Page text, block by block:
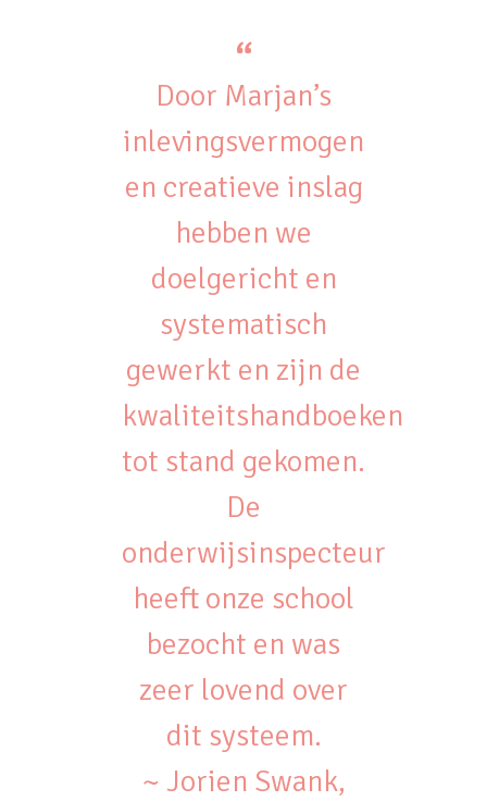
Door Marjan’s
inlevingsvermogen
en creatieve inslag
hebben we
doelgericht en
systematisch
gewerkt en zijn de
kwaliteitshandboeken
tot stand gekomen.
De
onderwijsinspecteur
heeft onze school
bezocht en was
zeer lovend over
dit systeem.
~ Jorien Swank,